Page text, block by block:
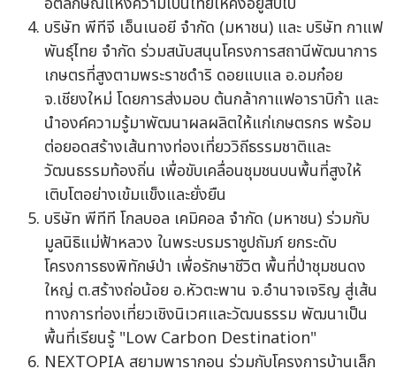
บริษัท พีทีจี เอ็นเนอยี จำกัด (มหาชน) และ บริษัท กาแฟ
พันธุ์ไทย จำกัด ร่วมสนับสนุนโครงการสถานีพัฒนาการ
เกษตรที่สูงตามพระราชดำริ ดอยแบแล อ.อมก๋อย
จ.เชียงใหม่ โดยการส่งมอบ ต้นกล้ากาแฟอาราบิก้า และ
นำองค์ความรู้มาพัฒนาผลผลิตให้แก่เกษตรกร พร้อม
ต่อยอดสร้างเส้นทางท่องเที่ยววิถีธรรมชาติและ
วัฒนธรรมท้องถิ่น เพื่อขับเคลื่อนชุมชนบนพื้นที่สูงให้
เติบโตอย่างเข้มแข็งและยั่งยืน
บริษัท พีทีที โกลบอล เคมิคอล จำกัด (มหาชน) ร่วมกับ
มูลนิธิแม่ฟ้าหลวง ในพระบรมราชูปถัมภ์ ยกระดับ
โครงการธงพิทักษ์ป่า เพื่อรักษาชีวิต พื้นที่ป่าชุมชนดง
ใหญ่ ต.สร้างถ่อน้อย อ.หัวตะพาน จ.อำนาจเจริญ สู่เส้น
ทางการท่องเที่ยวเชิงนิเวศและวัฒนธรรม พัฒนาเป็น
พื้นที่เรียนรู้ "Low Carbon Destination"
NEXTOPIA สยามพารากอน ร่วมกับโครงการบ้านเล็ก